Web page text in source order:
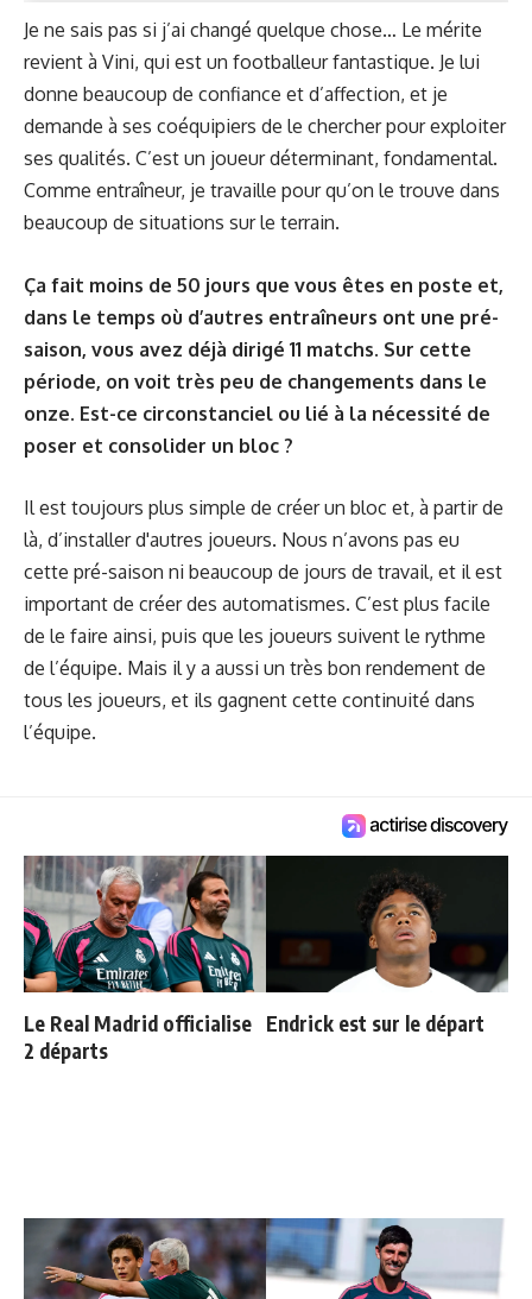
Je ne sais pas si j’ai changé quelque chose… Le mérite
revient à Vini, qui est un footballeur fantastique. Je lui
donne beaucoup de confiance et d’affection, et je
demande à ses coéquipiers de le chercher pour exploiter
ses qualités. C’est un joueur déterminant, fondamental.
Comme entraîneur, je travaille pour qu’on le trouve dans
beaucoup de situations sur le terrain.
Ça fait moins de 50 jours que vous êtes en poste et,
dans le temps où d’autres entraîneurs ont une pré-
saison, vous avez déjà dirigé 11 matchs. Sur cette
période, on voit très peu de changements dans le
onze. Est-ce circonstanciel ou lié à la nécessité de
poser et consolider un bloc ?
Il est toujours plus simple de créer un bloc et, à partir de
là, d’installer d'autres joueurs. Nous n’avons pas eu
cette pré-saison ni beaucoup de jours de travail, et il est
important de créer des automatismes. C’est plus facile
de le faire ainsi, puis que les joueurs suivent le rythme
de l’équipe. Mais il y a aussi un très bon rendement de
tous les joueurs, et ils gagnent cette continuité dans
l’équipe.
Le Real Madrid officialise
2 départs
Endrick est sur le départ